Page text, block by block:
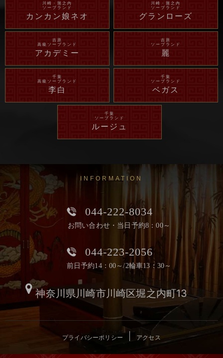
川崎・堀之内
ソープランド
カンカン娘ネオ
川崎・堀之内
ソープランド
グランローズ
吉原
高級ソープランド
アカデミー
吉原
ソープランド
麗
千葉
高級ソープランド
李白
千葉
ソープランド
ベガス
千葉
ソープランド
ルージュ
INFORMATION
044-222-8034
お問い合わせ・当日予約8：00～
044-223-2056
前日予約14：00～/2輪車13：30～
神奈川県川崎市川崎区堀之内町13
プライバシーポリシー アクセス